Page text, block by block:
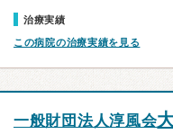
治療実績
この病院の治療実績を見る
一般財団法人淳風会